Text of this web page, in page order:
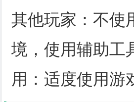
其他玩家：不使
境，使用辅助工
用：适度使用游